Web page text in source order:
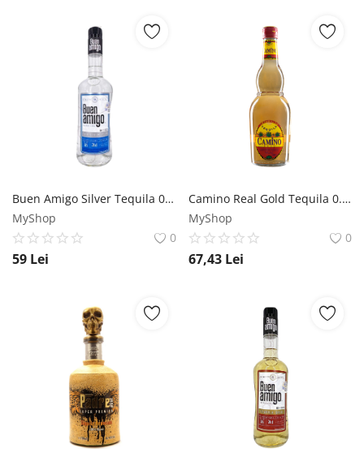
Buen Amigo Silver Tequila 0.7L Buen Amigo
MyShop
0
59 Lei
Camino Real Gold Tequila 0.7L Camino Real
MyShop
0
67,43 Lei